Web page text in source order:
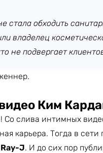
стала обходить
владелец
не подвергает
Ким
Со слива интимных
карьера. Тогда в
Ray-J. И до сих пор